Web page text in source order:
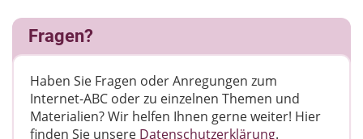
Fragen?
Haben Sie Fragen oder Anregungen zum
Internet-ABC oder zu einzelnen Themen und
Materialien? Wir helfen Ihnen gerne weiter! ​Hier
finden Sie unsere Datenschutzerklärung.